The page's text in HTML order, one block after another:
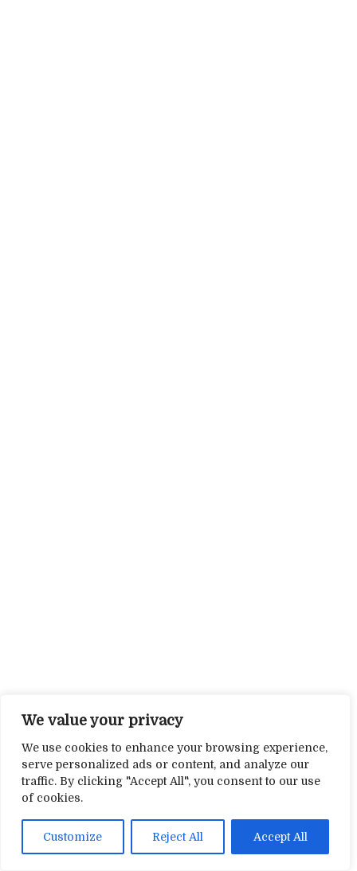
We value your privacy
We use cookies to enhance your browsing experience,
serve personalized ads or content, and analyze our
traffic. By clicking "Accept All", you consent to our use
of cookies.
Customize Reject All Accept All